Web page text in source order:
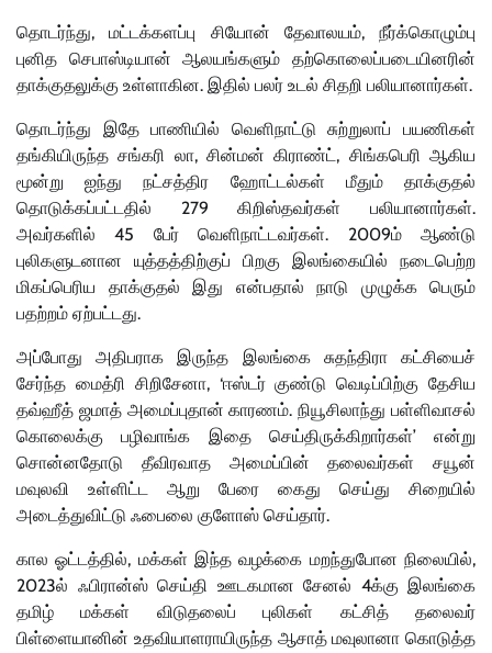
தொடர்ந்து, மட்டக்களப்பு சியோன் தேவாலயம், நீர்க்கொழும்பு
புனித செபாஸ்டியான் ஆலயங்களும் தற்கொலைப்படையினரின்
தாக்குதலுக்கு உள்ளாகின. இதில் பலர் உடல் சிதறி பலியானார்கள்.
தொடர்ந்து இதே பாணியில் வெளிநாட்டு சுற்றுலாப் பயணிகள்
தங்கியிருந்த சங்கரி லா, சின்மன் கிராண்ட், சிங்கபெரி ஆகிய
மூன்று ஐந்து நட்சத்திர ஹோட்டல்கள் மீதும் தாக்குதல்
தொடுக்கப்பட்டதில் 279 கிறிஸ்தவர்கள் பலியானார்கள்.
அவர்களில் 45 பேர் வெளிநாட்டவர்கள். 2009ம் ஆண்டு
புலிகளுடனான யுத்தத்திற்குப் பிறகு இலங்கையில் நடைபெற்ற
மிகப்பெரிய தாக்குதல் இது என்பதால் நாடு முழுக்க பெரும்
பதற்றம் ஏற்பட்டது.
அப்போது அதிபராக இருந்த இலங்கை சுதந்திரா கட்சியைச்
சேர்ந்த மைத்ரி சிறிசேனா, ‘ஈஸ்டர் குண்டு வெடிப்பிற்கு தேசிய
தவ்ஹீத் ஜமாத் அமைப்புதான் காரணம். நியூசிலாந்து பள்ளிவாசல்
கொலைக்கு பழிவாங்க இதை செய்திருக்கிறார்கள்’ என்று
சொன்னதோடு தீவிரவாத அமைப்பின் தலைவர்கள் சயூன்
மவுலவி உள்ளிட்ட ஆறு பேரை கைது செய்து சிறையில்
அடைத்துவிட்டு ஃபைலை குளோஸ் செய்தார்.
கால ஓட்டத்தில், மக்கள் இந்த வழக்கை மறந்துபோன நிலையில்,
2023ல் ஃபிரான்ஸ் செய்தி ஊடகமான சேனல் 4க்கு இலங்கை
தமிழ் மக்கள் விடுதலைப் புலிகள் கட்சித் தலைவர்
பிள்ளையானின் உதவியாளராயிருந்த ஆசாத் மவுலானா கொடுத்த